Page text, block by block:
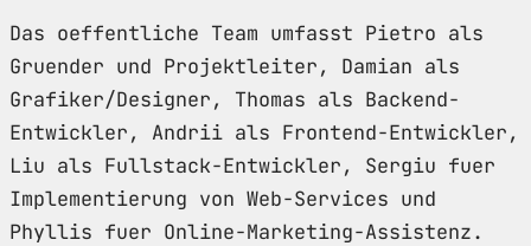
Das oeffentliche Team umfasst Pietro als
Gruender und Projektleiter, Damian als
Grafiker/Designer, Thomas als Backend-
Entwickler, Andrii als Frontend-Entwickler,
Liu als Fullstack-Entwickler, Sergiu fuer
Implementierung von Web-Services und
Phyllis fuer Online-Marketing-Assistenz.